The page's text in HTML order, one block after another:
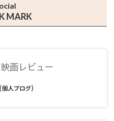
MARK
画レビュー
(個人ブログ)